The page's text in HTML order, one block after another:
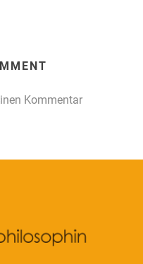
Kommentar